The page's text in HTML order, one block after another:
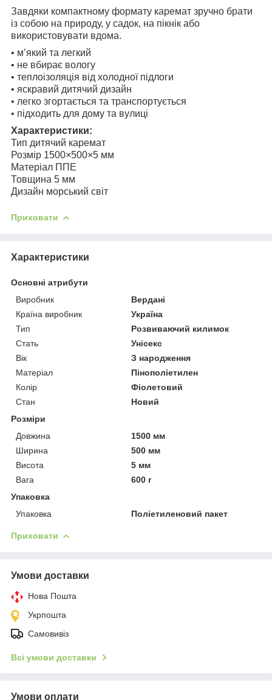
Завдяки компактному формату каремат зручно брати
із собою на природу, у садок, на пікнік або
використовувати вдома.
• м’який та легкий
• не вбирає вологу
• теплоізоляція від холодної підлоги
• яскравий дитячий дизайн
• легко згортається та транспортується
• підходить для дому та вулиці
Характеристики:
Тип дитячий каремат
Розмір 1500×500×5 мм
Матеріал ППЕ
Товщина 5 мм
Дизайн морський світ
Приховати
Характеристики
Основні атрибути
Виробник
Вердані
Країна виробник
Україна
Тип
Розвиваючий килимок
Стать
Унісекс
Вік
З народження
Матеріал
Пінополіетилен
Колір
Фіолетовий
Стан
Новий
Розміри
Довжина
1500 мм
Ширина
500 мм
Висота
5 мм
Вага
600 г
Упаковка
Упаковка
Поліетиленовий пакет
Приховати
Умови доставки
Нова Пошта
Укрпошта
Самовивіз
Всі умови доставки
Умови оплати